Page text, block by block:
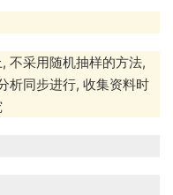
, 不采用随机抽样的方法,
析同步进行, 收集资料时